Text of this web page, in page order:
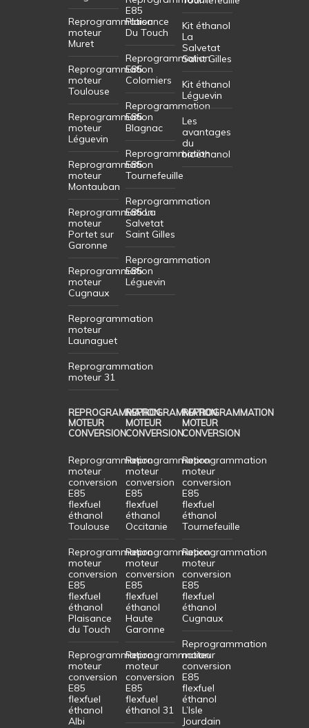
Reprogrammation
moteur
Muret
Reprogrammation
moteur
Toulouse
Reprogrammation
moteur
Léguevin
Reprogrammation
moteur
Montauban
Reprogrammation
moteur
Portet sur
Garonne
Reprogrammation
moteur
Cugnaux
Reprogrammation
moteur
Launaguet
Reprogrammation
moteur 31
E85
Plaisance
Du Touch
Reprogrammation
E85
Colomiers
Reprogrammation
E85
Blagnac
Reprogrammation
E85
Tournefeuille
Reprogrammation
E85 La
Salvetat
Saint Gilles
Reprogrammation
E85
Léguevin
Kit éthanol
La
Salvetat
Saint Gilles
Kit éthanol
Léguevin
Les
avantages
du
bioéthanol
REPROGRAMMATION
MOTEUR
CONVERSION
Reprogrammation
moteur
conversion
E85
flexfuel
éthanol
Toulouse
Reprogrammation
moteur
conversion
E85
flexfuel
éthanol
Plaisance
du Touch
Reprogrammation
moteur
conversion
E85
flexfuel
éthanol
Albi
REPROGRAMMATION
MOTEUR
CONVERSION
Reprogrammation
moteur
conversion
E85
flexfuel
éthanol
Occitanie
Reprogrammation
moteur
conversion
E85
flexfuel
éthanol
Haute
Garonne
Reprogrammation
moteur
conversion
E85
flexfuel
éthanol 31
REPROGRAMMATION
MOTEUR
CONVERSION
Reprogrammation
moteur
conversion
E85
flexfuel
éthanol
Tournefeuille
Reprogrammation
moteur
conversion
E85
flexfuel
éthanol
Cugnaux
Reprogrammation
moteur
conversion
E85
flexfuel
éthanol
L’Isle
Jourdain